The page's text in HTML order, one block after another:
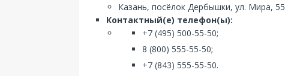
Казань, посёлок Дербышки, ул. Мира, 55
Контактный(е) телефон(ы):
+7 (495) 500-55-50;
8 (800) 555-55-50;
+7 (843) 555-55-50.